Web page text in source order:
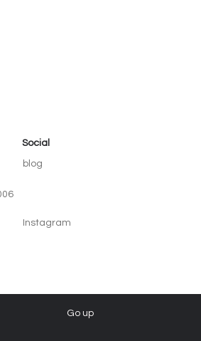
Social
blog
Instagram
Go up